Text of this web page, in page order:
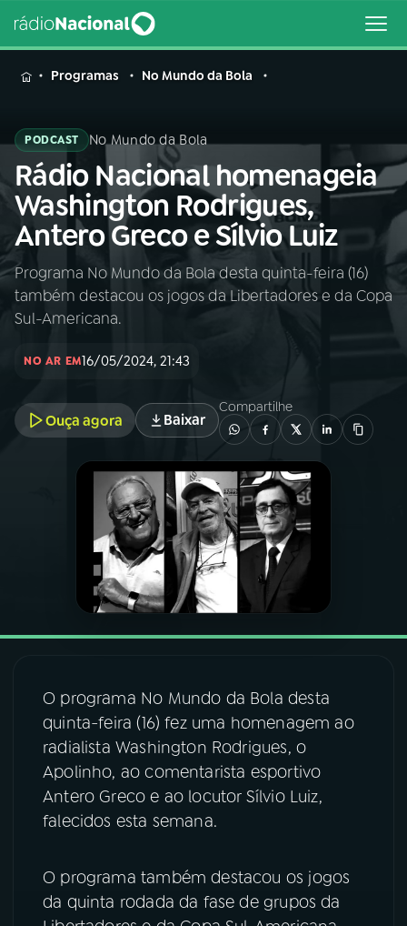
MENU
Buscar
na
Rádio
Nacional
Buscar
AO VIVO
PROGRAMAS
PODCASTS
VIDEOCASTS
ÚLTIMAS
08FESTIVAL DE MÚSICA
Instagram X
Programas No Mundo da Bola
PODCAST No Mundo da Bola
Rádio Nacional homenageia
Washington Rodrigues,
Antero Greco e Sílvio Luiz
Programa No Mundo da Bola desta quinta-feira (16)
também destacou os jogos da Libertadores e da Copa
Sul-Americana.
NO AR EM16/05/2024, 21:43
Ouça agora Baixar
Compartilhe
O programa No Mundo da Bola desta
quinta-feira (16) fez uma homenagem ao
radialista Washington Rodrigues, o
Apolinho, ao comentarista esportivo
Antero Greco e ao locutor Sílvio Luiz,
falecidos esta semana.
O programa também destacou os jogos
da quinta rodada da fase de grupos da